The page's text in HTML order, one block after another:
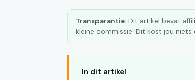
Transparantie: Dit artikel bevat
kleine commissie. Dit kost jou
In dit artikel